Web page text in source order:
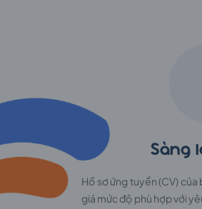
Sàng
Hồ sơ ứng tuyển (CV)
giá mức độ phù hợp với